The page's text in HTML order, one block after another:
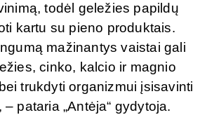
todėl geležies papildų
kartu su pieno produktais.
mažinantys vaistai gali
cinko, kalcio ir magnio
trukdyti organizmui įsisavinti
– pataria „Antėja“ gydytoja.